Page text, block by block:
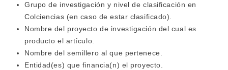
Grupo de investigación y nivel de clasificación en
Colciencias (en caso de estar clasificado).
Nombre del proyecto de investigación del cual es
producto el artículo.
Nombre del semillero al que pertenece.
Entidad(es) que financia(n) el proyecto.